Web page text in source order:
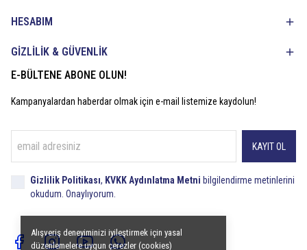
Alışveriş deneyiminizi iyileştirmek için yasal
düzenlemelere uygun çerezler (cookies)
HESABIM
GİZLİLİK & GÜVENLİK
E-BÜLTENE ABONE OLUN!
Kampanyalardan haberdar olmak için e-mail listemize kaydolun!
KAYIT OL
Gizlilik Politikası, KVKK Aydınlatma Metni bilgilendirme metinlerini
okudum. Onaylıyorum.